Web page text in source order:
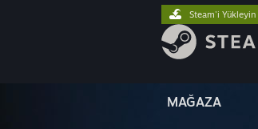
MAĞAZA
Steam'i Yükleyin